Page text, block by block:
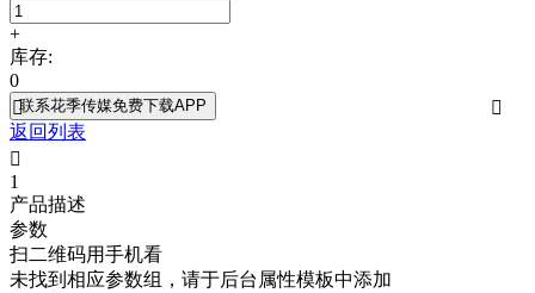
+
库存:
0
联系花季传媒免费下载APP
返回列表

1
产品描述
参数
扫二维码用手机看
未找到相应参数组，请于后台属性模板中添加
 